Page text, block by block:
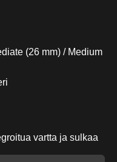
(26 mm) / Medium
vartta ja sulkaa